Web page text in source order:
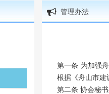
管理办法
第一条 为加强
根据《舟山市建
第二条 协会秘